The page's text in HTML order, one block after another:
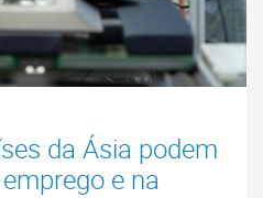
da Ásia podem
e na